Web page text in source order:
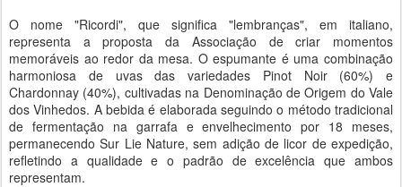
O nome "Ricordi", que significa "lembranças", em italiano,
representa a proposta da Associação de criar momentos
memoráveis ao redor da mesa. O espumante é uma combinação
harmoniosa de uvas das variedades Pinot Noir (60%) e
Chardonnay (40%), cultivadas na Denominação de Origem do Vale
dos Vinhedos. A bebida é elaborada seguindo o método tradicional
de fermentação na garrafa e envelhecimento por 18 meses,
permanecendo Sur Lie Nature, sem adição de licor de expedição,
refletindo a qualidade e o padrão de excelência que ambos
representam.